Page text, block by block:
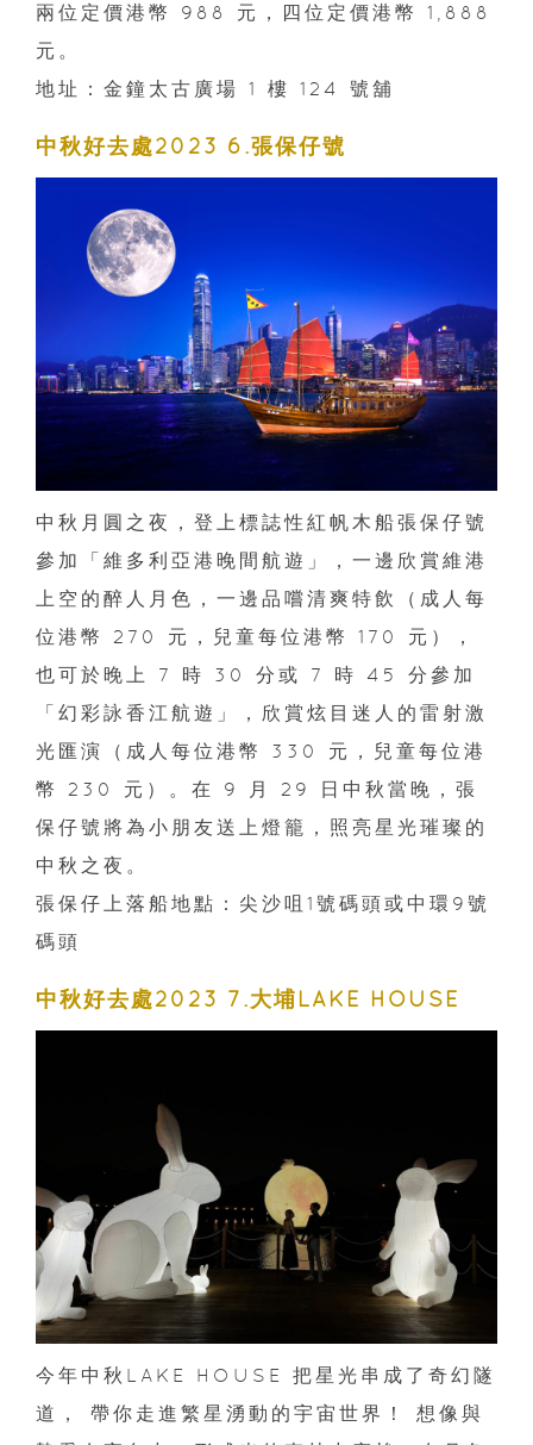
兩位定價港幣 988 元，四位定價港幣 1,888
元。
地址：金鐘太古廣場 1 樓 124 號舖
中秋好去處2023 6.張保仔號
中秋月圓之夜，登上標誌性紅帆木船張保仔號
參加「維多利亞港晚間航遊」，一邊欣賞維港
上空的醉人月色，一邊品嚐清爽特飲（成人每
位港幣 270 元，兒童每位港幣 170 元），
也可於晚上 7 時 30 分或 7 時 45 分參加
「幻彩詠香江航遊」，欣賞炫目迷人的雷射激
光匯演（成人每位港幣 330 元，兒童每位港
幣 230 元）。在 9 月 29 日中秋當晚，張
保仔號將為小朋友送上燈籠，照亮星光璀璨的
中秋之夜。
張保仔上落船地點：尖沙咀1號碼頭或中環9號
碼頭
中秋好去處2023 7.大埔LAKE HOUSE
今年中秋LAKE HOUSE 把星光串成了奇幻隧
道， 帶你走進繁星湧動的宇宙世界！ 想像與